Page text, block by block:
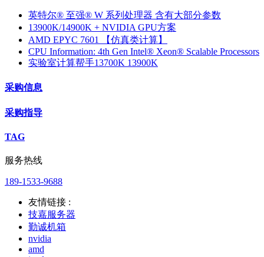
英特尔® 至强® W 系列处理器 含有大部分参数
13900K/14900K + NVIDIA GPU方案
AMD EPYC 7601 【仿真类计算】
CPU Information: 4th Gen Intel® Xeon® Scalable Processors
实验室计算帮手13700K 13900K
采购信息
采购指导
TAG
服务热线
189-1533-9688
友情链接 :
技嘉服务器
勤诚机箱
nvidia
amd